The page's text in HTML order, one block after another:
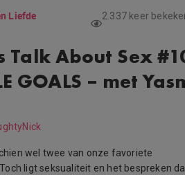
Liefde
2.337 keer
Talk About Sex
GOALS – met
wel twee van onze favoriete
ligt seksualiteit en het bespreken